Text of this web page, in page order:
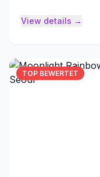
View details →
TOP BEWERTET